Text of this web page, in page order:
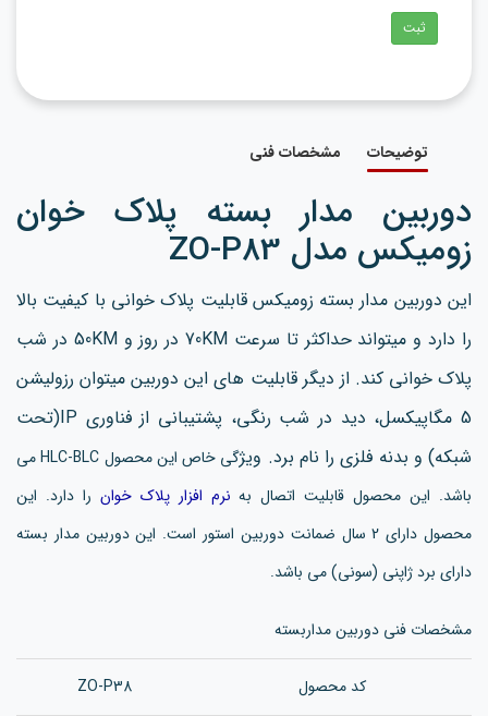
ثبت
توضیحات مشخصات فنی
دوربین مدار بسته پلاک خوان
زومیکس مدل ZO-P83
این دوربین مدار بسته زومیکس قابلیت پلاک خوانی با کیفیت بالا
را دارد و میتواند حداکثر تا سرعت 70KM در روز و 50KM در شب
پلاک خوانی کند. از دیگر قابلیت های این دوربین میتوان رزولیشن
5 مگاپیکسل، دید در شب رنگی، پشتیبانی از فناوری IP(تحت
شبکه) و بدنه فلزی را نام برد. ویژ
گی خاص این محصول HLC-BLC می
باشد. این محصول قابلیت اتصال به نرم افزار پلاک خوان را دارد. این
محصول دارای 2 سال ضمانت دوربین استور است. این دوربین مدار بسته
دارای برد ژاپنی (سونی) می باشد.
مشخصات فنی دوربین مداربسته
کد محصول ZO-P38